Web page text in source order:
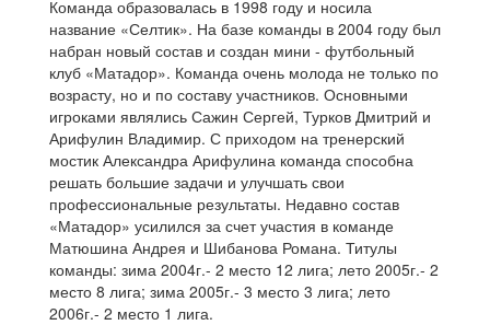
Команда образовалась в 1998 году и носила
название «Селтик». На базе команды в 2004 году был
набран новый состав и создан мини - футбольный
клуб «Матадор». Команда очень молода не только по
возрасту, но и по составу участников. Основными
игроками являлись Сажин Сергей, Турков Дмитрий и
Арифулин Владимир. С приходом на тренерский
мостик Александра Арифулина команда способна
решать большие задачи и улучшать свои
профессиональные результаты. Недавно состав
«Матадор» усилился за счет участия в команде
Матюшина Андрея и Шибанова Романа. Титулы
команды: зима 2004г.- 2 место 12 лига; лето 2005г.- 2
место 8 лига; зима 2005г.- 3 место 3 лига; лето
2006г.- 2 место 1 лига.